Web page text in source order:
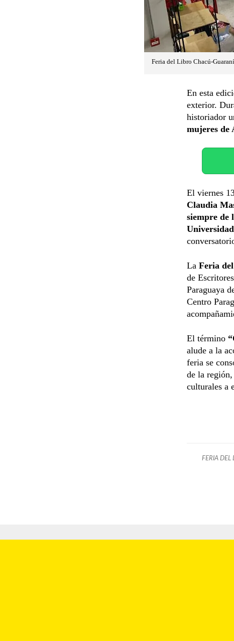
Feria del Libro Chacú-Guaraní.
En esta
exterior.
historiador
mujeres de
El viernes
Claudia
siempre de
La Feria
de
Paraguaya
Centro
El término
alude a la
feria se
de la
culturales a
FERIA DEL